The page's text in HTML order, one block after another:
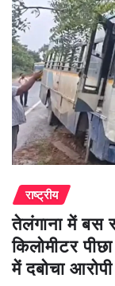
राष्ट्रीय
तेलंगाना में बस
किलोमीटर
में दबोचा आरोपी